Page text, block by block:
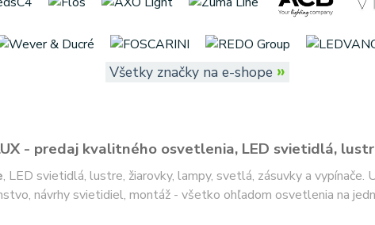
Všetky značky na e-shope »
- predaj kvalitného osvetlenia, LED svietidlá,
, LED svietidlá, lustre, žiarovky, lampy, svetlá, zásuvky a
návrhy svietidiel, montáž - všetko ohľadom osvetlenia na